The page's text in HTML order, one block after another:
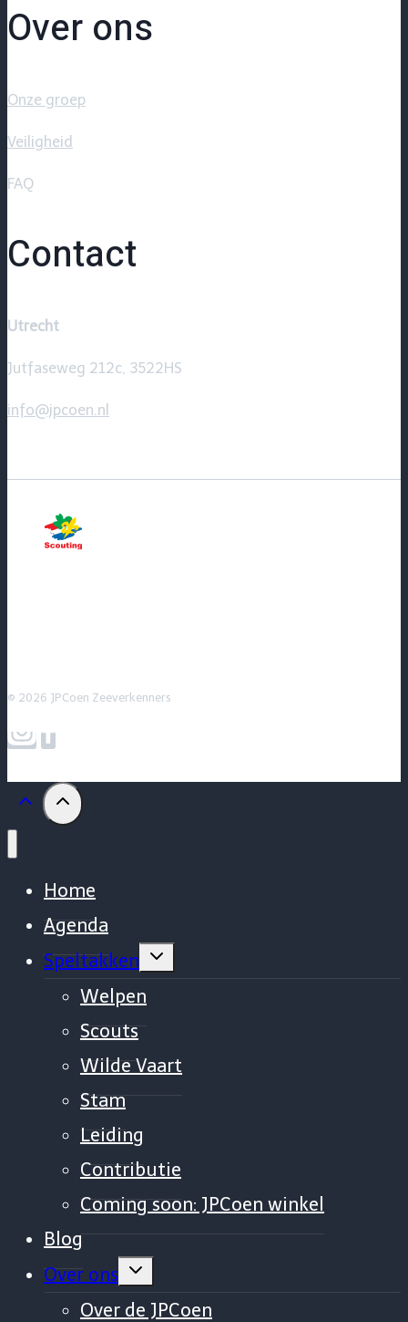
Over ons
Onze groep
Veiligheid
FAQ
Contact
Utrecht
Jutfaseweg 212c, 3522HS
info@jpcoen.nl
© 2026 JPCoen Zeeverkenners
Home
Agenda
Speltakken
Vouw
uit
Welpen
Scouts
Wilde Vaart
Stam
Leiding
Contributie
Coming soon: JPCoen winkel
Blog
Over ons
Vouw
uit
Over de JPCoen